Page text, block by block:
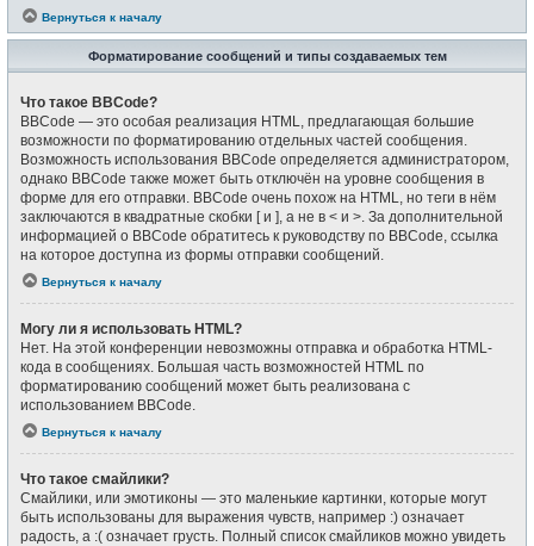
Вернуться к началу
Форматирование сообщений и типы создаваемых тем
Что такое BBCode?
BBCode — это особая реализация HTML, предлагающая большие
возможности по форматированию отдельных частей сообщения.
Возможность использования BBCode определяется администратором,
однако BBCode также может быть отключён на уровне сообщения в
форме для его отправки. BBCode очень похож на HTML, но теги в нём
заключаются в квадратные скобки [ и ], а не в < и >. За дополнительной
информацией о BBCode обратитесь к руководству по BBCode, ссылка
на которое доступна из формы отправки сообщений.
Вернуться к началу
Могу ли я использовать HTML?
Нет. На этой конференции невозможны отправка и обработка HTML-
кода в сообщениях. Большая часть возможностей HTML по
форматированию сообщений может быть реализована с
использованием BBCode.
Вернуться к началу
Что такое смайлики?
Смайлики, или эмотиконы — это маленькие картинки, которые могут
быть использованы для выражения чувств, например :) означает
радость, а :( означает грусть. Полный список смайликов можно увидеть